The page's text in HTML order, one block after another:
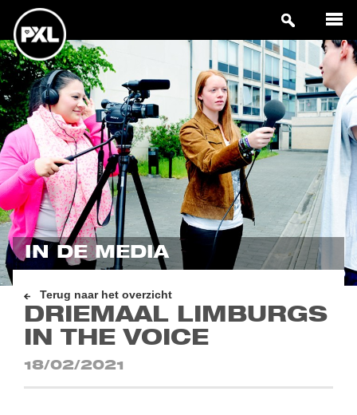
IN DE MEDIA
Terug naar het overzicht
DRIEMAAL LIMBURGS
IN THE VOICE
18/02/2021